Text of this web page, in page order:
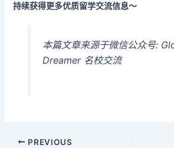
持续获得更多优质留学交流信息～
本篇文章来源于微信公众号:
Dreamer 名校交流
PREVIOUS